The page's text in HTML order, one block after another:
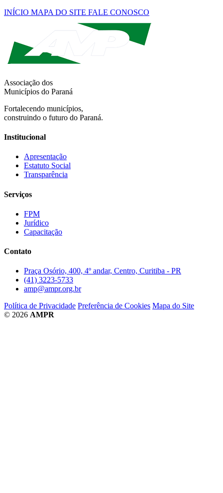
INÍCIO MAPA DO SITE FALE CONOSCO
Associação dos
Municípios do Paraná
Fortalecendo municípios,
construindo o futuro do Paraná.
Institucional
Apresentação
Estatuto Social
Transparência
Serviços
FPM
Jurídico
Capacitação
Contato
Praça Osório, 400, 4º andar, Centro, Curitiba - PR
(41) 3223-5733
amp@ampr.org.br
Política de Privacidade Preferência de Cookies Mapa do Site
© 2026 AMPR